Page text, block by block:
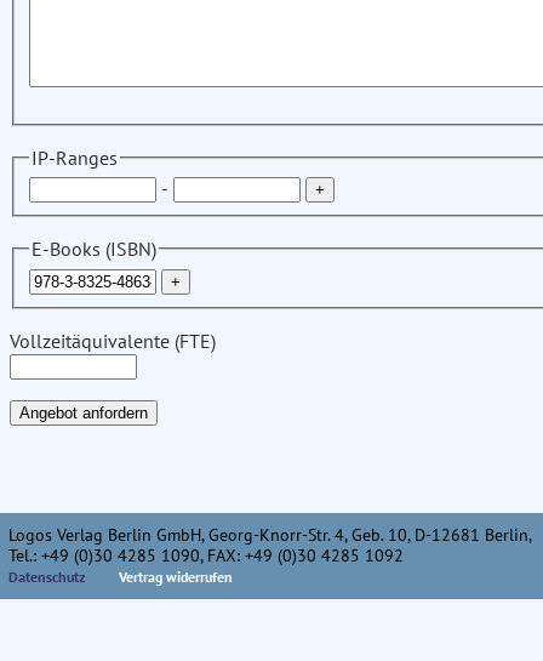
IP-Ranges
-
E-Books (ISBN)
Vollzeitäquivalente (FTE)
Logos Verlag Berlin GmbH, Georg-Knorr-Str. 4, Geb. 10, D-12681 Berlin,
Tel.: +49 (0)30 4285 1090, FAX: +49 (0)30 4285 1092
Datenschutz Vertrag widerrufen